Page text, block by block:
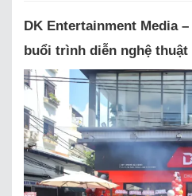
DK Entertainment Media
buổi trình diễn nghệ thuật